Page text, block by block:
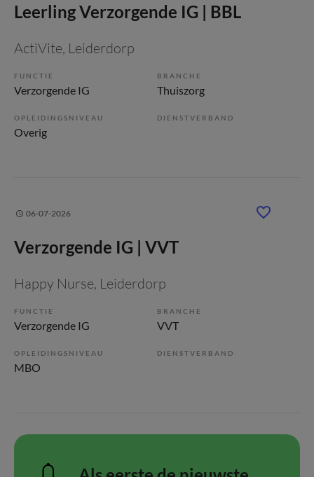
Leerling Verzorgende IG | BBL
ActiVite, Leiderdorp
FUNCTIE
Verzorgende IG
BRANCHE
Thuiszorg
OPLEIDINGSNIVEAU
Overig
DIENSTVERBAND
06-07-2026
Verzorgende IG | VVT
Happy Nurse, Leiderdorp
FUNCTIE
Verzorgende IG
BRANCHE
VVT
OPLEIDINGSNIVEAU
MBO
DIENSTVERBAND